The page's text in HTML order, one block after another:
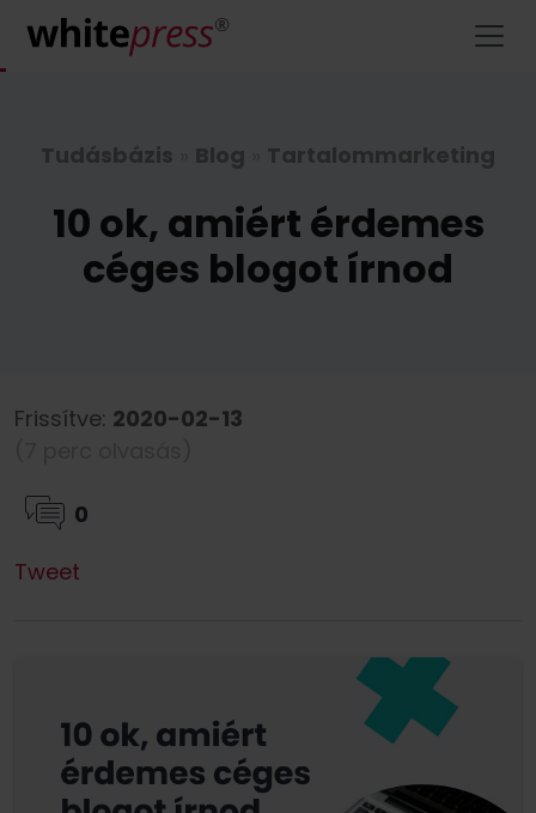
Tudásbázis Blog Tartalommarketing
10 ok, amiért érdemes
céges blogot írnod
Frissítve: 2020-02-13
0
Tweet